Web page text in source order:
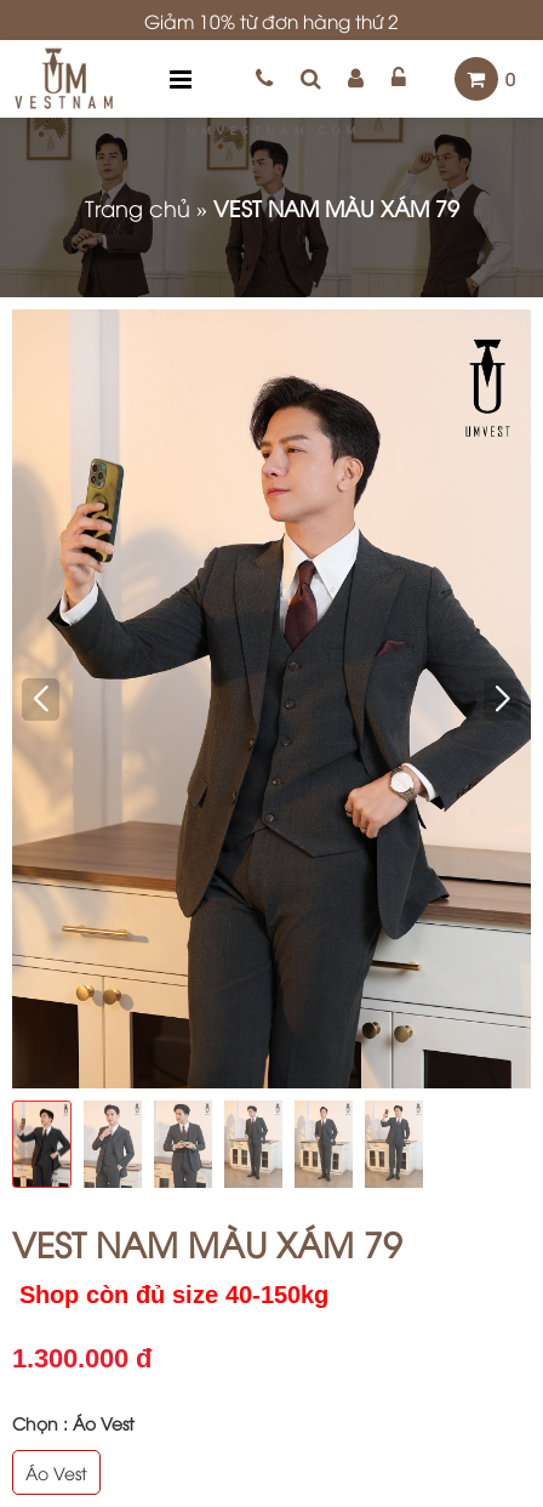
Giảm 10% từ đơn hàng thứ 2
0
Trang chủ » VEST NAM MÀU XÁM 79
VEST NAM MÀU XÁM 79
Shop còn đủ size 40-150kg
1.300.000 đ
Chọn : Áo Vest
Áo Vest